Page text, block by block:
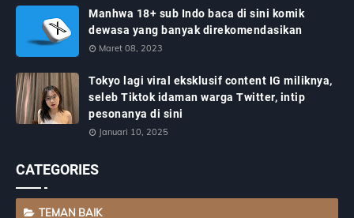
Manhwa 18+ sub Indo baca di sini komik
dewasa yang banyak direkomendasikan
Maret 08, 2023
Tokyo lagi viral eksklusif content IG miliknya,
seleb Tiktok idaman warga Twitter, intip
pesonanya di sini
Januari 10, 2025
CATEGORIES
TEMAN BAIK